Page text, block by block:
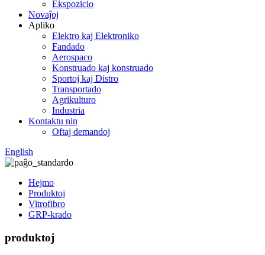
Ekspozicio
Novaĵoj
Apliko
Elektro kaj Elektroniko
Fandado
Aerospaco
Konstruado kaj konstruado
Sportoj kaj Distro
Transportado
Agrikulturo
Industria
Kontaktu nin
Oftaj demandoj
English
Hejmo
Produktoj
Vitrofibro
GRP-krado
produktoj